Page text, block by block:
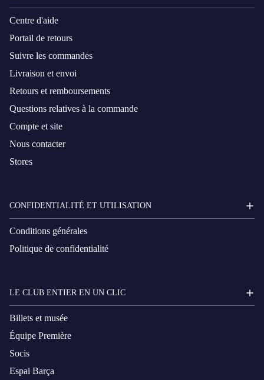
Centre d'aide
Portail de retours
Suivre les commandes
Livraison et envoi
Retours et remboursements
Questions relatives à la commande
Compte et site
Nous contacter
Stores
CONFIDENTIALITÉ ET UTILISATION
Conditions générales
Politique de confidentialité
LE CLUB ENTIER EN UN CLIC
Billets et musée
Équipe Première
Socis
Espai Barça